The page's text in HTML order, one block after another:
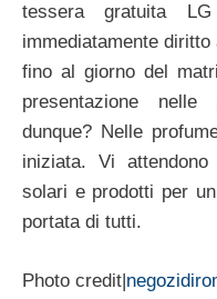
tessera gratuita
immediatamente
fino al giorno del
presentazione nelle
dunque? Nelle
iniziata. Vi attendono
solari e prodotti per
portata di tutti.
Photo credit|